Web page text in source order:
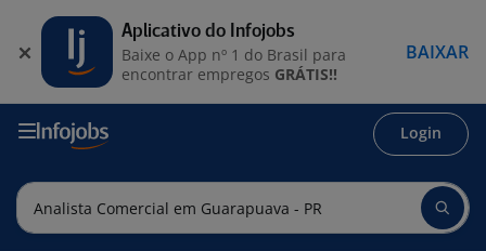
Login
Aplicativo do Infojobs
Baixe o App nº 1 do Brasil para
encontrar empregos GRÁTIS!!
BAIXAR